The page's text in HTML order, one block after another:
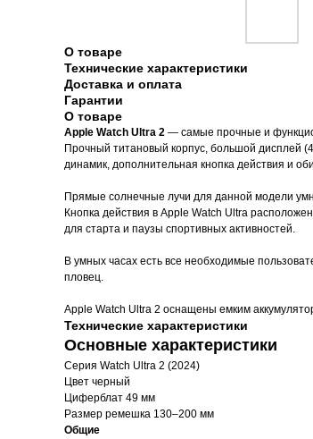
О товаре
Технические характеристики
Доставка и оплата
Гарантии
О товаре
Apple Watch Ultra 2 — самые прочные и
Прочный титановый корпус, большой дисплей
динамик, дополнительная кнопка действия и
Прямые солнечные лучи для данной модели
Кнопка действия в Apple Watch Ultra
для старта и паузы спортивных активностей.
В умных часах есть все необходимые
пловец.
Apple Watch Ultra 2 оснащены емким
Технические характеристики
Основные характеристики
Серия Watch Ultra 2 (2024)
Цвет черный
Циферблат 49 мм
Размер ремешка 130–200 мм
Общие